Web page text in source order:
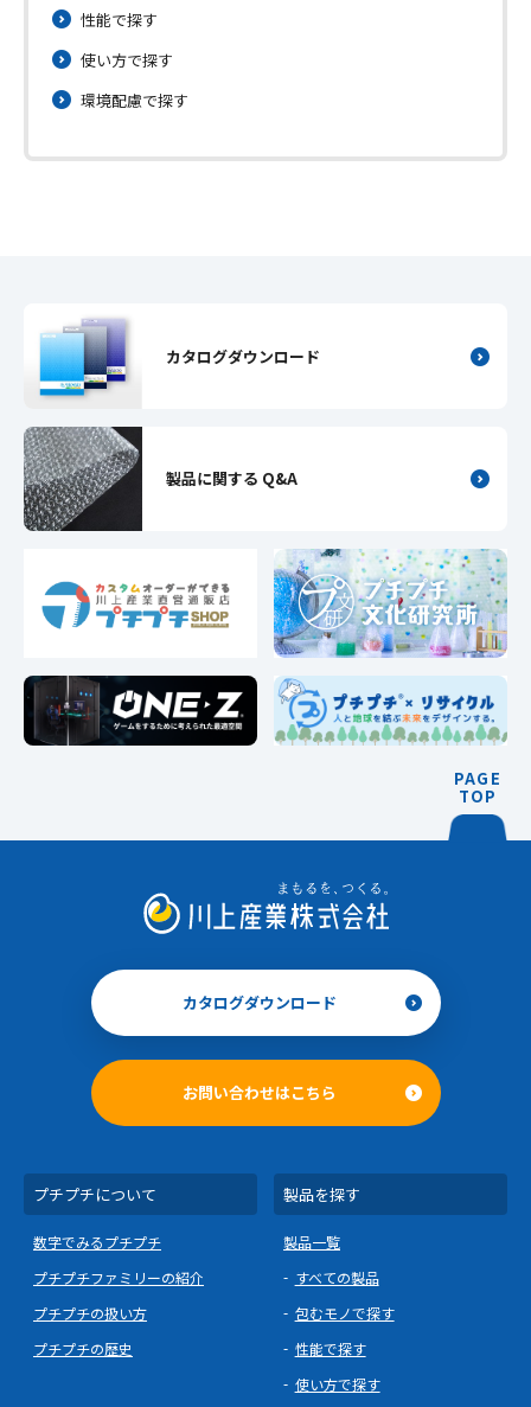
性能で探す
使い方で探す
環境配慮で探す
カタログダウンロード
製品に関する Q&A
PAGE
TOP
カタログダウンロード
お問い合わせはこちら
プチプチについて
数字でみるプチプチ
プチプチファミリーの紹介
プチプチの扱い方
プチプチの歴史
製品を探す
製品一覧
すべての製品
包むモノで探す
性能で探す
使い方で探す